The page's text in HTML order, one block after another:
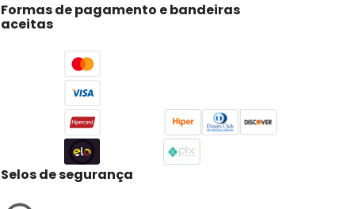
Formas de pagamento e bandeiras
aceitas
Selos de segurança